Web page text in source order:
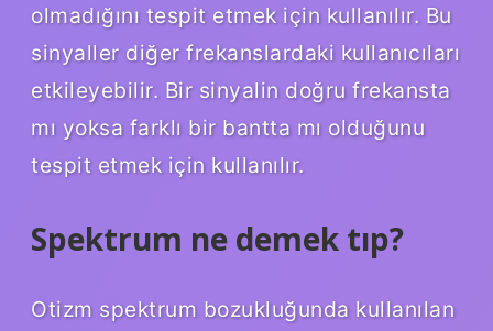
olmadığını tespit etmek için kullanılır. Bu
sinyaller diğer frekanslardaki kullanıcıları
etkileyebilir. Bir sinyalin doğru frekansta
mı yoksa farklı bir bantta mı olduğunu
tespit etmek için kullanılır.
Spektrum ne demek tıp?
Otizm spektrum bozukluğunda kullanılan